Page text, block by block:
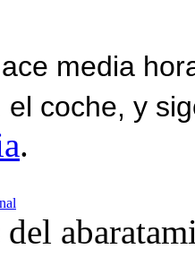
media
el coche, y
.